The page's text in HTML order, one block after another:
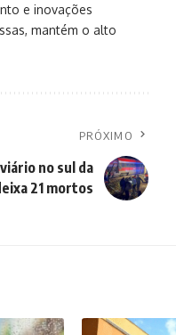
e inovações
mantém o alto
PRÓXIMO
no sul da
21 mortos